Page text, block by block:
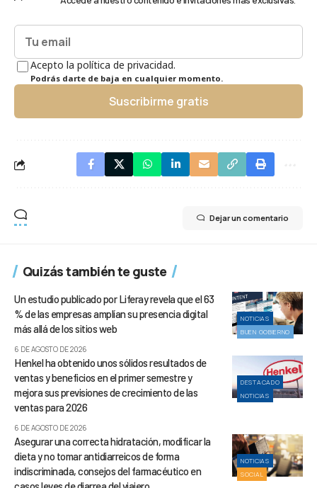
Acepto la política de privacidad.
Podrás darte de baja en cualquier momento.
Suscribirme gratis
Dejar un comentario
Quizás también te guste
NOTICIAS
BUEN GOBIERNO
Un estudio publicado por Liferay revela que el 63
% de las empresas amplían su presencia digital
más allá de los sitios web
6 DE AGOSTO DE 2026
DESTACADO
NOTICIAS
Henkel ha obtenido unos sólidos resultados de
ventas y beneficios en el primer semestre y
mejora sus previsiones de crecimiento de las
ventas para 2026
6 DE AGOSTO DE 2026
NOTICIAS
SOCIAL
Asegurar una correcta hidratación, modificar la
dieta y no tomar antidiarreicos de forma
indiscriminada, consejos del farmacéutico en